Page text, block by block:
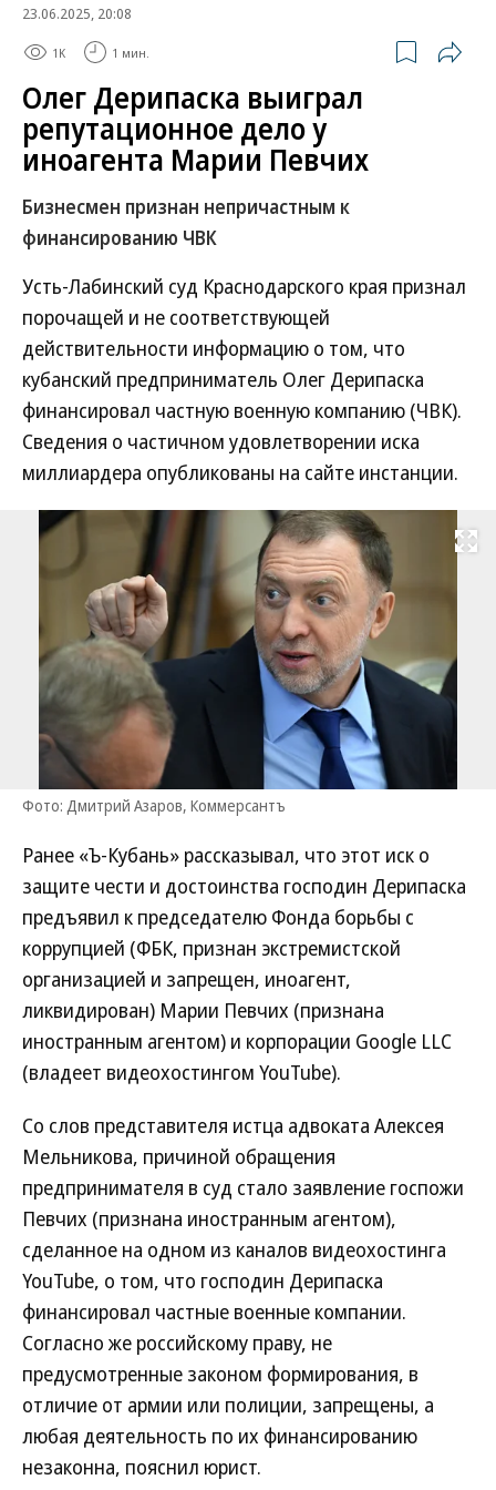
23.06.2025, 20:08
1K 1 мин.
Олег Дерипаска выиграл
репутационное дело у
иноагента Марии Певчих
Бизнесмен признан непричастным к
финансированию ЧВК
Усть-Лабинский суд Краснодарского края признал
порочащей и не соответствующей
действительности информацию о том, что
кубанский предприниматель Олег Дерипаска
финансировал частную военную компанию (ЧВК).
Сведения о частичном удовлетворении иска
миллиардера опубликованы на сайте инстанции.
Развернуть
Фото: Дмитрий Азаров, Коммерсантъ
Ранее «Ъ-Кубань» рассказывал, что этот иск о
защите чести и достоинства господин Дерипаска
предъявил к председателю Фонда борьбы с
коррупцией (ФБК, признан экстремистской
организацией и запрещен, иноагент,
ликвидирован) Марии Певчих (признана
иностранным агентом) и корпорации Google LLC
(владеет видеохостингом YouTube).
Со слов представителя истца адвоката Алексея
Мельникова, причиной обращения
предпринимателя в суд стало заявление госпожи
Певчих (признана иностранным агентом),
сделанное на одном из каналов видеохостинга
YouTube, о том, что господин Дерипаска
финансировал частные военные компании.
Согласно же российскому праву, не
предусмотренные законом формирования, в
отличие от армии или полиции, запрещены, а
любая деятельность по их финансированию
незаконна, пояснил юрист.